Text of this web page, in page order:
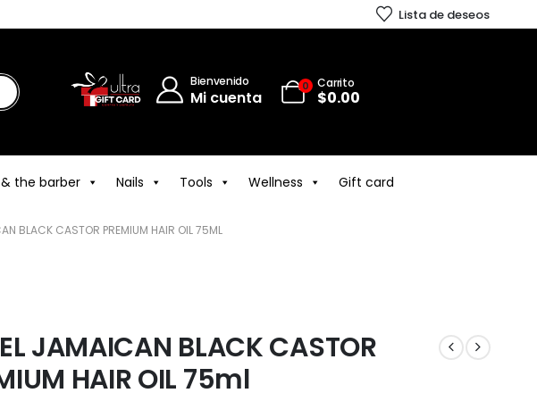
Lista de deseos
Bienvenido
Mi cuenta
0 Carrito
$0.00
the barber Nails Tools Wellness Gift card
BLACK CASTOR PREMIUM HAIR OIL 75ML
JAMAICAN BLACK CASTOR
HAIR OIL 75ml